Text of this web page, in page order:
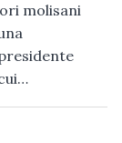
molisani